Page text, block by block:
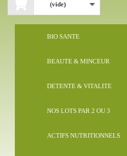
(vide)
BIO SANTE
BEAUTE & MINCEUR
DETENTE & VITALITE
NOS LOTS PAR 2 OU 3
ACTIFS NUTRITIONNELS